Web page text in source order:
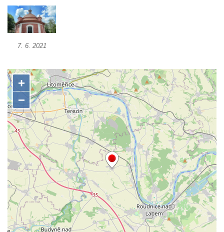
Kostel svaté Máří Magdaleny u hradu
Krasíkov
Kostel Zvěstování Panny Marie v Duchcově
Výklenková kaple v Teplické ulici u stadionu
v Duchcově
Evangelický kostel v Duchcově
Kostel svatých Petra a Pavla v Jeníkově
Kaple svaté Anny v Jeníkově
Kaple Panny Marie v Lahošti
Kaple svatého Jana Nepomuckého v
Lahošti
Kostel svatého Mikuláše v Mikulášovicích
7. 6. 2021